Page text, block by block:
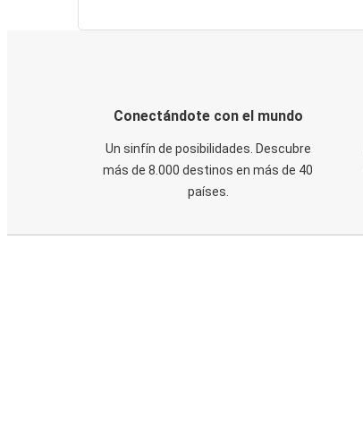
Conectándote con el mundo
Un sinfín de posibilidades. Descubre
más de 8.000 destinos en más de 40
países.